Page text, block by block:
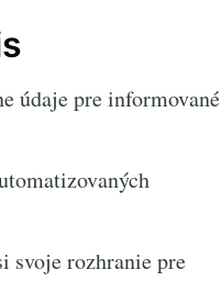
údaje pre informované
svoje rozhranie pre